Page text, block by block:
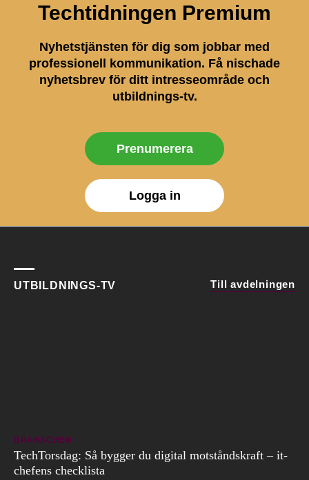
Techtidningen Premium
Nyhetstjänsten för dig som jobbar med
professionell kommunikation. Få nischade
nyhetsbrev för ditt intresseområde och
utbildnings-tv.
Prenumerera
Logga in
UTBILDNINGS-TV Till avdelningen
BRANSCHEN
TechTorsdag: Så bygger du digital motståndskraft – it-
chefens checklista